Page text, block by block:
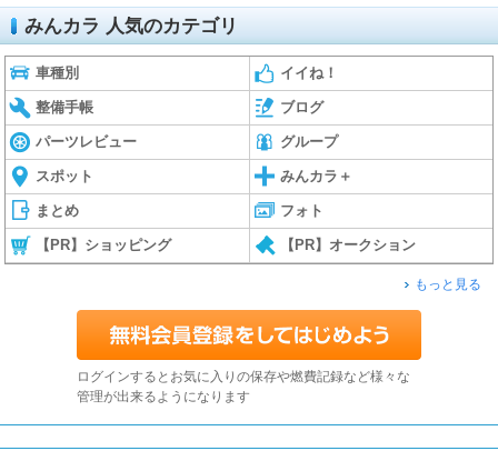
みんカラ 人気のカテゴリ
車種別 イイね！
整備手帳 ブログ
パーツレビュー グループ
スポット みんカラ＋
まとめ フォト
【PR】ショッピング 【PR】オークション
もっと見る
ログインするとお気に入りの保存や燃費記録など様々な
管理が出来るようになります